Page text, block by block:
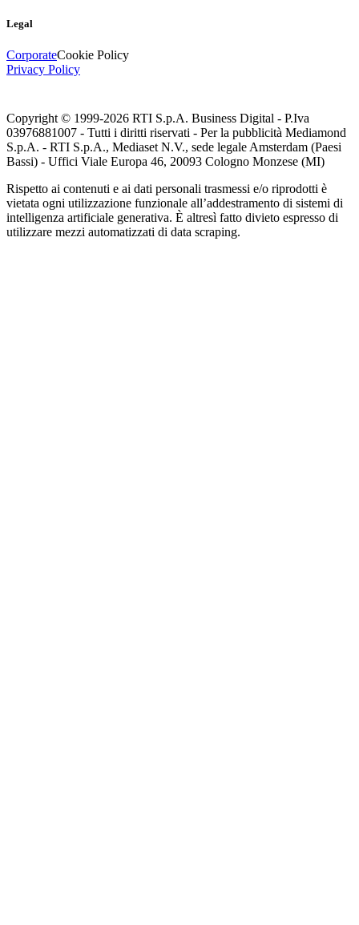
Legal
CorporateCookie Policy
Privacy Policy
Copyright © 1999-2026 RTI S.p.A. Business Digital - P.Iva
03976881007 - Tutti i diritti riservati - Per la pubblicità Mediamond
S.p.A. - RTI S.p.A., Mediaset N.V., sede legale Amsterdam (Paesi
Bassi) - Uffici Viale Europa 46, 20093 Cologno Monzese (MI)
Rispetto ai contenuti e ai dati personali trasmessi e/o riprodotti è
vietata ogni utilizzazione funzionale all’addestramento di sistemi di
intelligenza artificiale generativa. È altresì fatto divieto espresso di
utilizzare mezzi automatizzati di data scraping.